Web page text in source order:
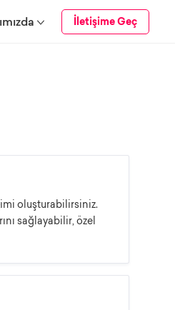
İletişime Geç
oluşturabilirsiniz.
sağlayabilir, özel